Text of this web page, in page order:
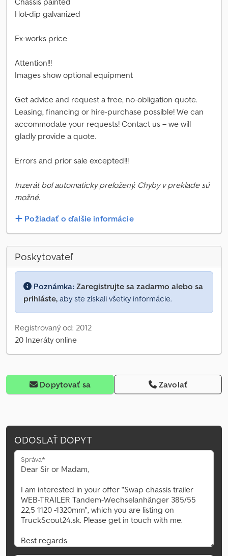
Hot-dip galvanized
Ex-works price
Attention!!!
Images show optional equipment
Get advice and request a free, no-obligation quote.
Leasing, financing or hire-purchase possible! We can
accommodate your requests! Contact us – we will
gladly provide a quote.
Errors and prior sale excepted!!!
Inzerát bol automaticky preložený. Chyby v preklade sú
možné.
Požiadať o ďalšie informácie
Poskytovateľ
Poznámka: Zaregistrujte sa zadarmo alebo sa
prihláste, aby ste získali všetky informácie.
Registrovaný od: 2012
20 Inzeráty online
Dopytovať sa Zavolať
ODOSLAŤ DOPYT
Správa*